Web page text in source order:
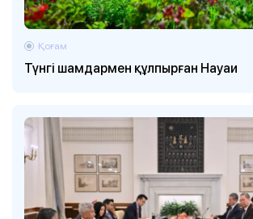
Түнгі шамдармен құлпырған Науаи
Қоғам